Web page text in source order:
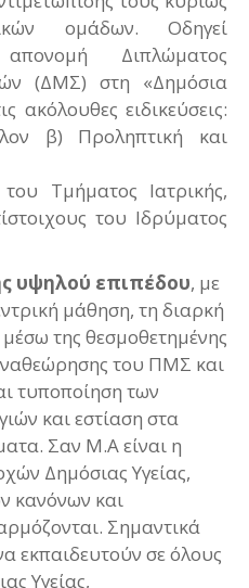
ομάδων. Οδηγεί
Διπλώματος
(ΔΜΣ) στη «Δημόσια
ακόλουθες ειδικεύσεις:
β) Προληπτική και
Τμήματος Ιατρικής,
του Ιδρύματος
υψηλού επιπέδου, με
μάθηση, τη διαρκή
της θεσμοθετημένης
του ΠΜΣ και
τυποποίηση των
και εστίαση στα
Σαν Μ.Α είναι η
Δημόσιας Υγείας,
κανόνων και
Σημαντικά
εκπαιδευτούν σε όλους
Υγείας,